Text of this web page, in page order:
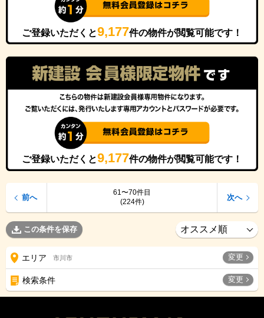
ご登録いただくと9,177件の物件が閲覧可能です！
ご登録いただくと9,177件の物件が閲覧可能です！
61〜70件目
(224件)
前へ 次へ
この条件を保存
エリア 市川市 変更
検索条件 変更